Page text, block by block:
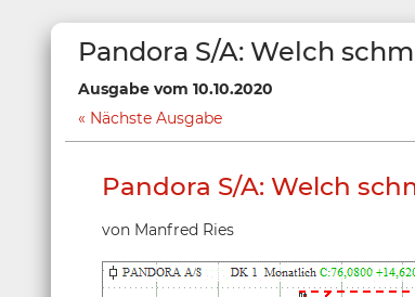
Pandora S/A: Welch
Ausgabe vom 10.10.2020
Nächste Ausgabe
Pandora S/A: Welch
von Manfred Ries